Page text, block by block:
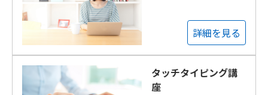
詳細を見る
タッチタイピング講
座